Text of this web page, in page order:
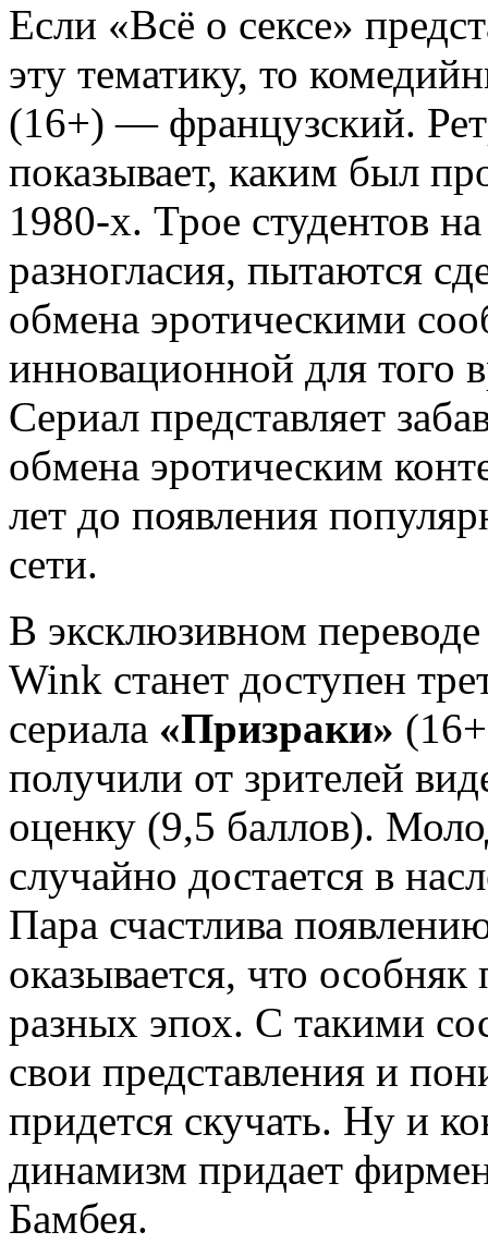
Если «Всё о сексе»
эту тематику, то
(16+) — французский.
показывает, каким был
1980-х. Трое студентов
разногласия, пытаются
обмена эротическими
инновационной для того
Сериал представляет
обмена эротическим
лет до появления
сети.
В эксклюзивном
Wink станет доступен
сериала «Призраки»
получили от зрителей
оценку (9,5 баллов).
случайно достается в
Пара счастлива
оказывается, что
разных эпох. С такими
свои представления и
придется скучать. Ну и
динамизм придает
Бамбея.